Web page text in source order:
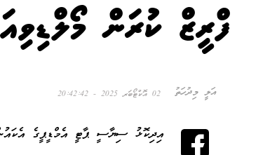
ފްރީޒް ކުރަން
އަލީ މިދުހަތު 02 އޮކްޓޯބަރ 2025 - 20:42:42
އިދިކޮޅު ސިޔާސީ ޕާޓީ އެމްޑީޕީގެ